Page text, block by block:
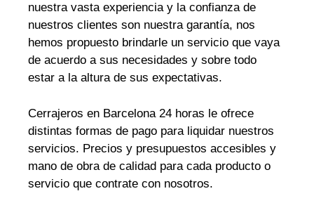
nuestra vasta experiencia y la confianza de
nuestros clientes son nuestra garantía, nos
hemos propuesto brindarle un servicio que vaya
de acuerdo a sus necesidades y sobre todo
estar a la altura de sus expectativas.
Cerrajeros en Barcelona 24 horas le ofrece
distintas formas de pago para liquidar nuestros
servicios. Precios y presupuestos accesibles y
mano de obra de calidad para cada producto o
servicio que contrate con nosotros.